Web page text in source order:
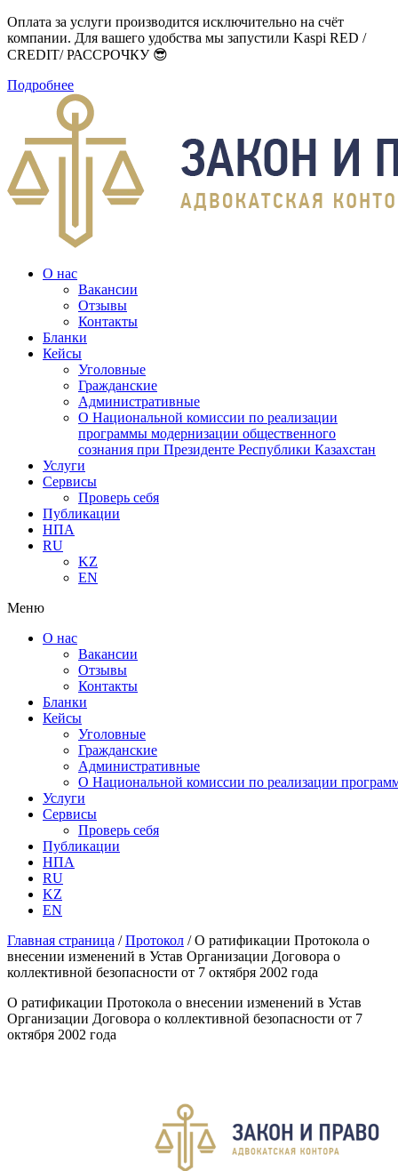
Оплата за услуги производится исключительно на счёт
компании. Для вашего удобства мы запустили Kaspi RED /
CREDIT/ РАССРОЧКУ 😎
Подробнее
О нас
Вакансии
Отзывы
Контакты
Бланки
Кейсы
Уголовные
Гражданские
Административные
О Национальной комиссии по реализации
программы модернизации общественного
сознания при Президенте Республики Казахстан
Услуги
Сервисы
Проверь себя
Публикации
НПА
RU
KZ
EN
Меню
О нас
Вакансии
Отзывы
Контакты
Бланки
Кейсы
Уголовные
Гражданские
Административные
О Национальной комиссии по реализации
Услуги
Сервисы
Проверь себя
Публикации
НПА
RU
KZ
EN
Главная страница /Протокол /О ратификации Протокола о
внесении изменений в Устав Организации Договора о
коллективной безопасности от 7 октября 2002 года
О ратификации Протокола о внесении изменений в Устав
Организации Договора о коллективной безопасности от 7
октября 2002 года